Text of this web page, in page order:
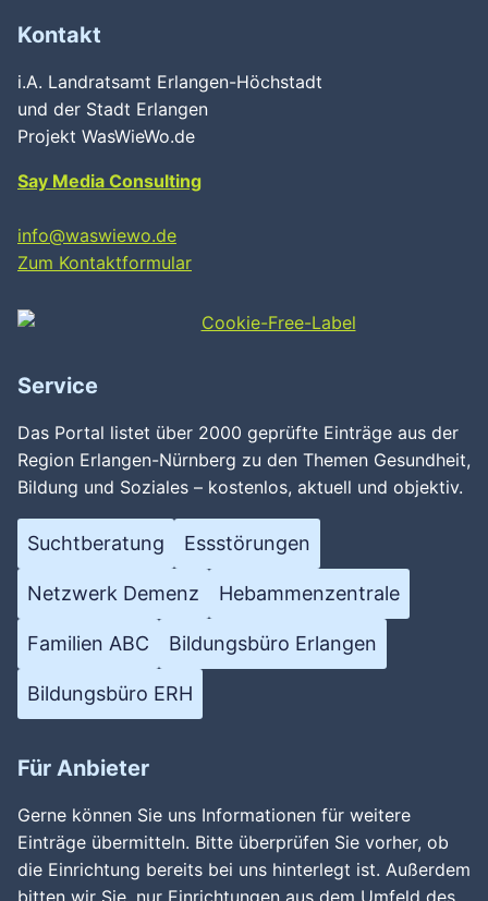
Kontakt
i.A. Landratsamt Erlangen-Höchstadt
und der Stadt Erlangen
Projekt WasWieWo.de
Say Media Consulting
info@waswiewo.de
Zum Kontaktformular
Service
Das Portal listet über 2000 geprüfte Einträge aus der
Region Erlangen-Nürnberg zu den Themen Gesundheit,
Bildung und Soziales – kostenlos, aktuell und objektiv.
Suchtberatung Essstörungen
Netzwerk Demenz Hebammenzentrale
Familien ABC Bildungsbüro Erlangen
Bildungsbüro ERH
Für Anbieter
Gerne können Sie uns Informationen für weitere
Einträge übermitteln. Bitte überprüfen Sie vorher, ob
die Einrichtung bereits bei uns hinterlegt ist. Außerdem